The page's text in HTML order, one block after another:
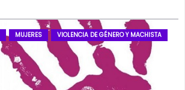
MUJERES VIOLENCIA DE GÉNERO Y MACHISTA